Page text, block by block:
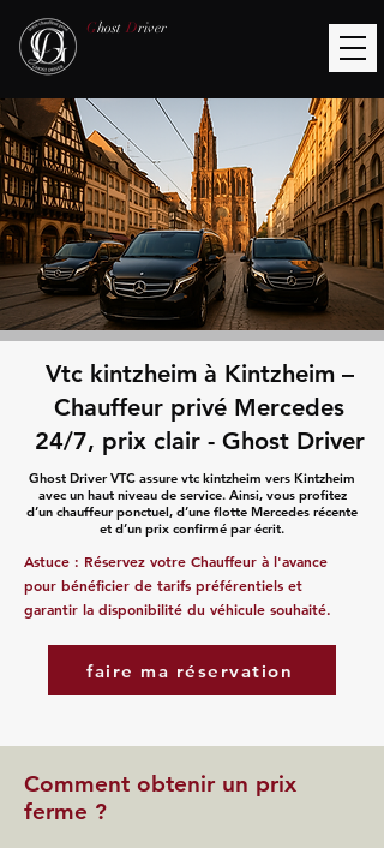
Ghost Driver
Vtc kintzheim à Kintzheim –
Chauffeur privé Mercedes
24/7, prix clair - Ghost Driver
Ghost Driver VTC assure vtc kintzheim vers Kintzheim
avec un haut niveau de service. Ainsi, vous profitez
d’un chauffeur ponctuel, d’une flotte Mercedes récente
et d’un prix confirmé par écrit.
Astuce : Réservez votre Chauffeur à l'avance
pour bénéficier de tarifs préférentiels et
garantir la disponibilité du véhicule souhaité.
faire ma réservation
Comment obtenir un prix
ferme ?